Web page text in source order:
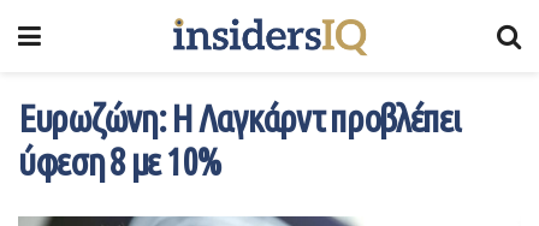
Ευρωζώνη: Η Λαγκάρντ προβλέπει
ύφεση 8 με 10%